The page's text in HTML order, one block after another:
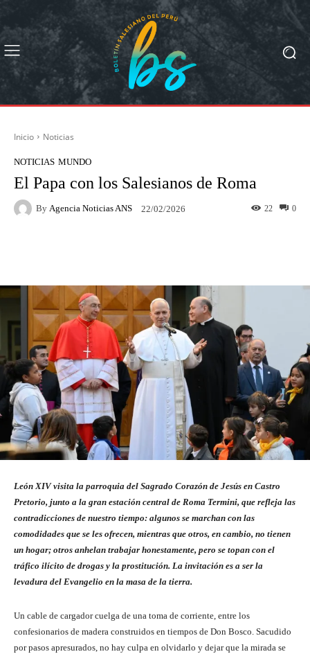
Inicio Noticias
NOTICIAS MUNDO
El Papa con los Salesianos de Roma
By Agencia Noticias ANS 22/02/2026 0
22
León XIV visita la parroquia del Sagrado Corazón de Jesús en Castro
Pretorio, junto a la gran estación central de Roma Termini, que refleja las
contradicciones de nuestro tiempo: algunos se marchan con las
comodidades que se les ofrecen, mientras que otros, en cambio, no tienen
un hogar; otros anhelan trabajar honestamente, pero se topan con el
tráfico ilícito de drogas y la prostitución. La invitación es a ser la
levadura del Evangelio en la masa de la tierra.
Un cable de cargador cuelga de una toma de corriente, entre los
confesionarios de madera construidos en tiempos de Don Bosco. Sacudido
por pasos apresurados, no hay culpa en olvidarlo y dejar que la mirada se